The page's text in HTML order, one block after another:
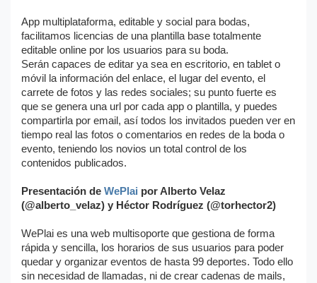
App multiplataforma, editable y social para bodas,
facilitamos licencias de una plantilla base totalmente
editable online por los usuarios para su boda.
Serán capaces de editar ya sea en escritorio, en tablet o
móvil la información del enlace, el lugar del evento, el
carrete de fotos y las redes sociales; su punto fuerte es
que se genera una url por cada app o plantilla, y puedes
compartirla por email, así todos los invitados pueden ver en
tiempo real las fotos o comentarios en redes de la boda o
evento, teniendo los novios un total control de los
contenidos publicados.
Presentación de WePlai por Alberto Velaz
(@alberto_velaz) y Héctor Rodríguez (@torhector2)
WePlai es una web multisoporte que gestiona de forma
rápida y sencilla, los horarios de sus usuarios para poder
quedar y organizar eventos de hasta 99 deportes. Todo ello
sin necesidad de llamadas, ni de crear cadenas de mails,